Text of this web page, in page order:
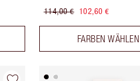
114,00 € 102,60 €
FARBEN WÄHLEN